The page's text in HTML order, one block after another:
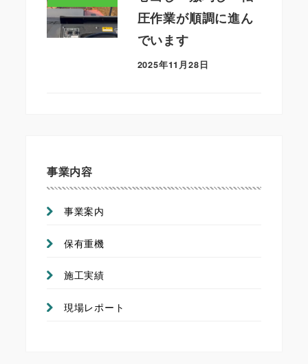
圧作業が順調に進ん
でいます
2025年11月28日
事業内容
事業案内
保有重機
施工実績
現場レポート